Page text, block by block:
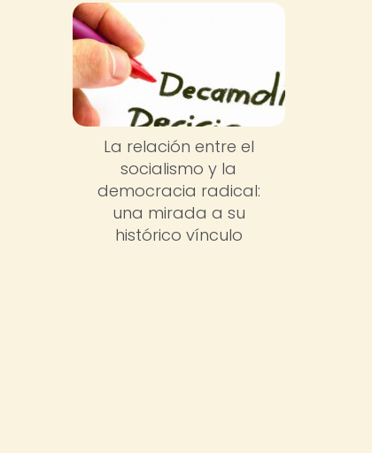
La relación entre el
socialismo y la
democracia radical:
una mirada a su
histórico vínculo